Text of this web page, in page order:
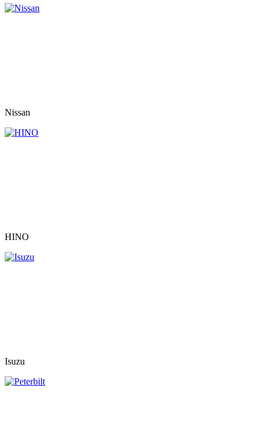
Nissan
HINO
Isuzu